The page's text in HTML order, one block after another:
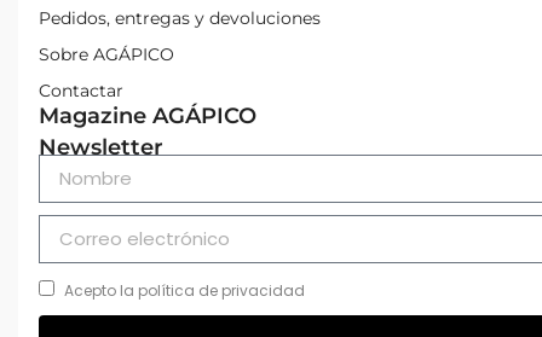
Pedidos, entregas y devoluciones
Sobre AGÁPICO
Contactar
Magazine AGÁPICO
Newsletter
Acepto la política de privacidad